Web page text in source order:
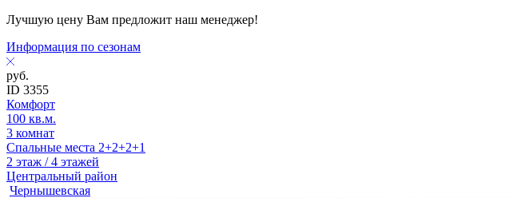
Лучшую цену Вам предложит наш менеджер!
Информация по сезонам
руб.
ID 3355
Комфорт
100 кв.м.
3 комнат
Спальные места 2+2+2+1
2 этаж / 4 этажей
Центральный район
Чернышевская